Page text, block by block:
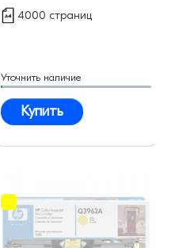
4000 страниц
Уточнить наличие
Купить